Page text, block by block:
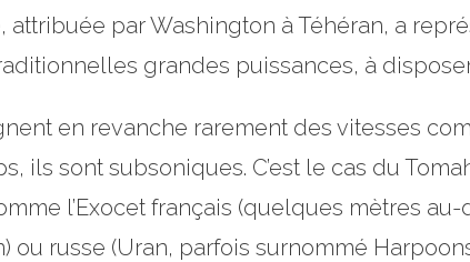
par Washington à Téhéran, a
grandes puissances, à
en revanche rarement des vitesses
ils sont subsoniques. C’est le cas du
l’Exocet français (quelques mètres
ou russe (Uran, parfois surnommé